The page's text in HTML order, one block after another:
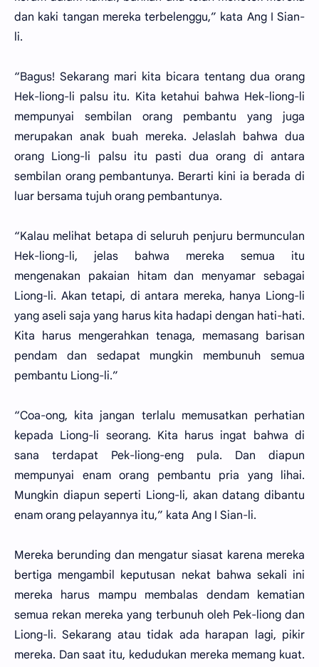
dan kaki tangan mereka terbelenggu,” kata Ang I Sian-
li.
“Bagus! Sekarang mari kita bicara tentang dua orang
Hek-liong-li palsu itu. Kita ketahui bahwa Hek-liong-li
mempunyai sembilan orang pembantu yang juga
merupakan anak buah mereka. Jelaslah bahwa dua
orang Liong-li palsu itu pasti dua orang di antara
sembilan orang pembantunya. Berarti kini ia berada di
luar bersama tujuh orang pembantunya.
“Kalau melihat betapa di seluruh penjuru bermunculan
Hek-liong-li, jelas bahwa mereka semua itu
mengenakan pakaian hitam dan menyamar sebagai
Liong-li. Akan tetapi, di antara mereka, hanya Liong-li
yang aseli saja yang harus kita hadapi dengan hati-hati.
Kita harus mengerahkan tenaga, memasang barisan
pendam dan sedapat mungkin membunuh semua
pembantu Liong-li.”
“Coa-ong, kita jangan terlalu memusatkan perhatian
kepada Liong-li seorang. Kita harus ingat bahwa di
sana terdapat Pek-liong-eng pula. Dan diapun
mempunyai enam orang pembantu pria yang lihai.
Mungkin diapun seperti Liong-li, akan datang dibantu
enam orang pelayannya itu,” kata Ang I Sian-li.
Mereka berunding dan mengatur siasat karena mereka
bertiga mengambil keputusan nekat bahwa sekali ini
mereka harus mampu membalas dendam kematian
semua rekan mereka yang terbunuh oleh Pek-liong dan
Liong-li. Sekarang atau tidak ada harapan lagi, pikir
mereka. Dan saat itu, kedudukan mereka memang kuat.